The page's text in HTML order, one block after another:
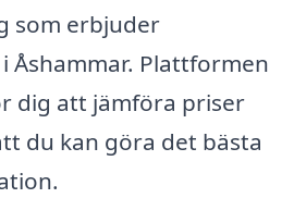
som erbjuder
Åshammar. Plattformen
dig att jämföra priser
du kan göra det bästa